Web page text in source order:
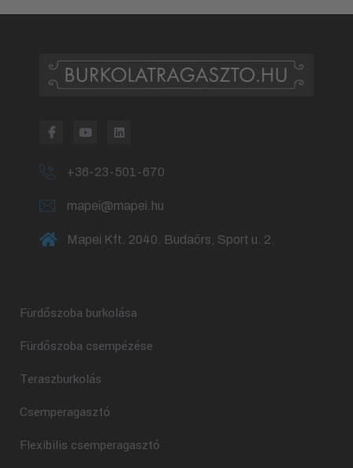
+36-23-501-670
mapei@mapei.hu
Mapei Kft. 2040. Budaörs, Sport u. 2.
Fürdőszoba burkolása
Fürdőszoba csempézése
Teraszburkolás
Csemperagasztó
Flexibilis csemperagasztó